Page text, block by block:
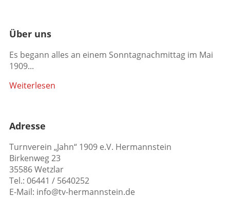
Über uns
Es begann alles an einem Sonntagnachmittag im Mai
1909...
Weiterlesen
Adresse
Turnverein „Jahn“ 1909 e.V. Hermannstein
Birkenweg 23
35586 Wetzlar
Tel.: 06441 / 5640252
E-Mail: info@tv-hermannstein.de